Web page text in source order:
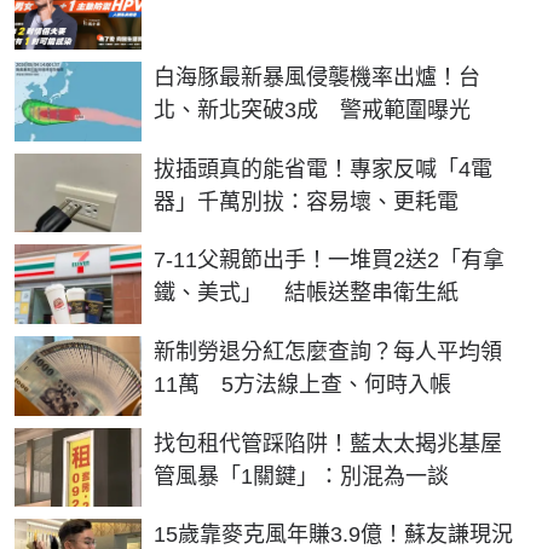
白海豚最新暴風侵襲機率出爐！台
北、新北突破3成 警戒範圍曝光
拔插頭真的能省電！專家反喊「4電
器」千萬別拔：容易壞、更耗電
7-11父親節出手！一堆買2送2「有拿
鐵、美式」 結帳送整串衛生紙
新制勞退分紅怎麼查詢？每人平均領
11萬 5方法線上查、何時入帳
找包租代管踩陷阱！藍太太揭兆基屋
管風暴「1關鍵」：別混為一談
15歲靠麥克風年賺3.9億！蘇友謙現況